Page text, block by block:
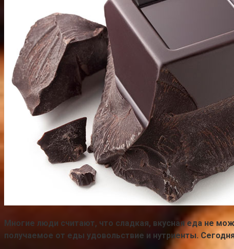
Многие люди считают, что сладкая, вкусная еда не
получаемое от еды удовольствие и нутриенты.